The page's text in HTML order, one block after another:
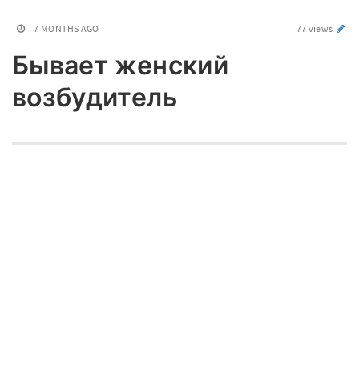
7 MONTHS AGO 77 views
Бывает женский
возбудитель